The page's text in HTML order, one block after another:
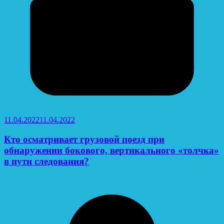
11.04.202211.04.2022
Кто осматривает грузовой поезд при
обнаружении бокового, вертикального «толчка»
в пути следования?